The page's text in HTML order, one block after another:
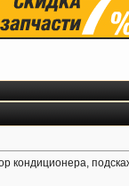
кондиционера,